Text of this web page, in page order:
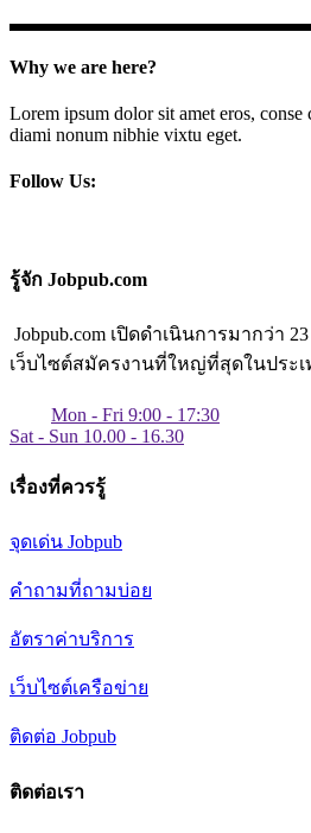
Why we are here?
Lorem ipsum dolor sit amet eros, conse
diami nonum nibhie vixtu eget.
Follow Us:
รู้จัก Jobpub.com
Jobpub.com เปิดดำเนินการมากว่า
เว็บไซต์สมัครงานที่ใหญ่ที่สุดในประเ
Mon - Fri 9:00 - 17:30
Sat - Sun 10.00 - 16.30
เรื่องที่ควรรู้
จุดเด่น Jobpub
คำถามที่ถามบ่อย
อัตราค่าบริการ
เว็บไซต์เครือข่าย
ติดต่อ Jobpub
ติดต่อเรา